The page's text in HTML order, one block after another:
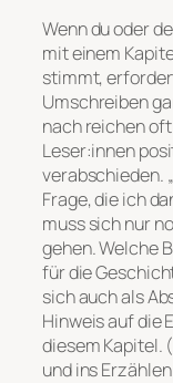
Wenn du oder
mit einem
stimmt,
Umschreiben
nach reichen
Leser:innen
verabschieden.
Frage, die ich
muss sich nur
gehen. Welche
für die
sich auch als
Hinweis auf die
diesem Kapitel.
und ins